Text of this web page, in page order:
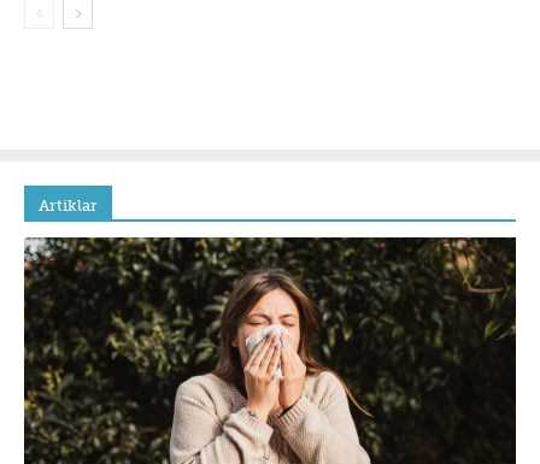
Artiklar